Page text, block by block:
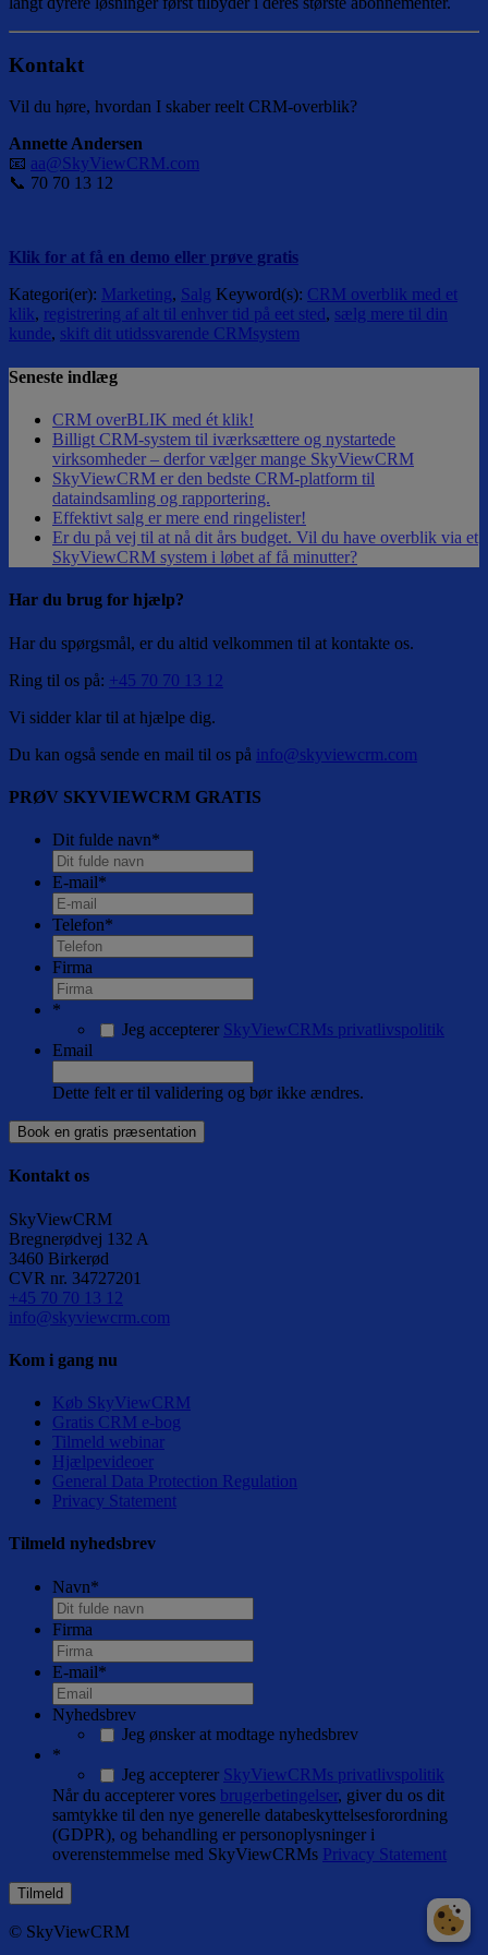
Kontakt
Vil du høre, hvordan I skaber reelt CRM-overblik?
Annette Andersen
📧 aa@SkyViewCRM.com
📞 70 70 13 12
Klik for at få en demo eller prøve gratis
Kategori(er): Marketing, Salg Keyword(s): CRM overblik med et
klik, registrering af alt til enhver tid på eet sted, sælg mere til din
kunde, skift dit utidssvarende CRMsystem
Seneste indlæg
CRM overBLIK med ét klik!
Billigt CRM-system til iværksættere og nystartede
virksomheder – derfor vælger mange SkyViewCRM
SkyViewCRM er den bedste CRM-platform til
dataindsamling og rapportering.
Effektivt salg er mere end ringelister!
Er du på vej til at nå dit års budget. Vil du have overblik via et
SkyViewCRM system i løbet af få minutter?
Har du brug for hjælp?
Har du spørgsmål, er du altid velkommen til at kontakte os.
Ring til os på: +45 70 70 13 12
Vi sidder klar til at hjælpe dig.
Du kan også sende en mail til os på info@skyviewcrm.com
PRØV SKYVIEWCRM GRATIS
Dit fulde navn*
E-mail*
Telefon*
Firma
*
Jeg accepterer SkyViewCRMs privatlivspolitik
Email
Dette felt er til validering og bør ikke ændres.
Kontakt os
SkyViewCRM
Bregnerødvej 132 A
3460 Birkerød
CVR nr. 34727201
+45 70 70 13 12
info@skyviewcrm.com
Kom i gang nu
Køb SkyViewCRM
Gratis CRM e-bog
Tilmeld webinar
Hjælpevideoer
General Data Protection Regulation
Privacy Statement
Tilmeld nyhedsbrev
Navn*
Firma
E-mail*
Nyhedsbrev
Jeg ønsker at modtage nyhedsbrev
*
Jeg accepterer SkyViewCRMs privatlivspolitik
Når du accepterer vores brugerbetingelser, giver du os dit
samtykke til den nye generelle databeskyttelsesforordning
(GDPR), og behandling er personoplysninger i
overenstemmelse med SkyViewCRMs Privacy Statement
© SkyViewCRM